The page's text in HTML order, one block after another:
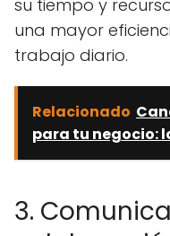
su tiempo y
una mayor
trabajo diario.
Relacionado
para tu negocio:
3.